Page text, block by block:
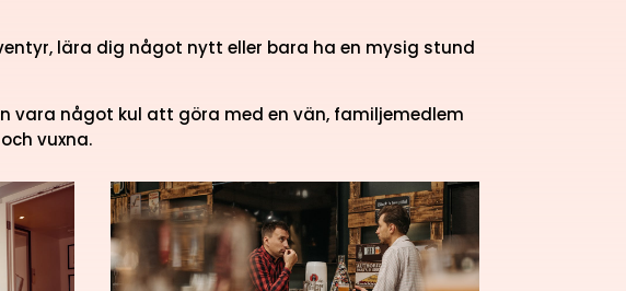
lära dig något nytt eller bara ha en mysig stund
vara något kul att göra med en vän, familjemedlem
vuxna.